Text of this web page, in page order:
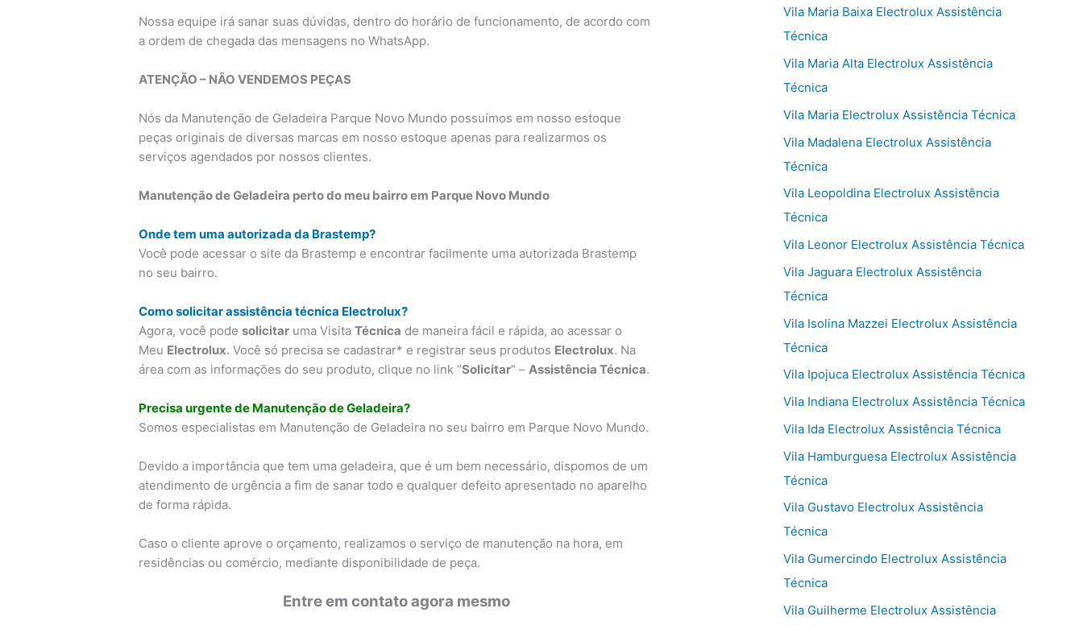
Nossa equipe irá sanar suas dúvidas, dentro do horário de funcionamento, de acordo com
a ordem de chegada das mensagens no WhatsApp.
ATENÇÃO – NÃO VENDEMOS PEÇAS
Nós da Manutenção de Geladeira Parque Novo Mundo possuímos em nosso estoque
peças originais de diversas marcas em nosso estoque apenas para realizarmos os
serviços agendados por nossos clientes.
Manutenção de Geladeira perto do meu bairro em Parque Novo Mundo
Onde tem uma autorizada da Brastemp?
Você pode acessar o site da Brastemp e encontrar facilmente uma autorizada Brastemp
no seu bairro.
Como solicitar assistência técnica Electrolux?
Agora, você podesolicitar uma VisitaTécnica de maneira fácil e rápida, ao acessar o
Meu Electrolux. Você só precisa se cadastrar* e registrar seus produtos Electrolux. Na
área com as informações do seu produto, clique no link “Solicitar” –Assistência Técnica.
Precisa urgente de Manutenção de Geladeira?
Somos especialistas em Manutenção de Geladeira no seu bairro em Parque Novo Mundo.
Devido a importância que tem uma geladeira, que é um bem necessário, dispomos de um
atendimento de urgência a fim de sanar todo e qualquer defeito apresentado no aparelho
de forma rápida.
Caso o cliente aprove o orçamento, realizamos o serviço de manutenção na hora, em
residências ou comércio, mediante disponibilidade de peça.
Entre em contato agora mesmo
Vila Maria Baixa Electrolux Assistência
Técnica
Vila Maria Alta Electrolux Assistência
Técnica
Vila Maria Electrolux Assistência Técnica
Vila Madalena Electrolux Assistência
Técnica
Vila Leopoldina Electrolux Assistência
Técnica
Vila Leonor Electrolux Assistência Técnica
Vila Jaguara Electrolux Assistência
Técnica
Vila Isolina Mazzei Electrolux Assistência
Técnica
Vila Ipojuca Electrolux Assistência Técnica
Vila Indiana Electrolux Assistência Técnica
Vila Ida Electrolux Assistência Técnica
Vila Hamburguesa Electrolux Assistência
Técnica
Vila Gustavo Electrolux Assistência
Técnica
Vila Gumercindo Electrolux Assistência
Técnica
Vila Guilherme Electrolux Assistência